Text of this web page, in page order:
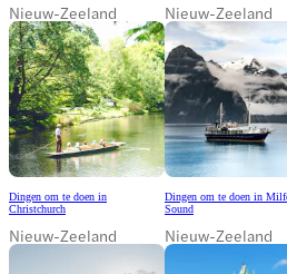
Nieuw-Zeeland Nieuw-Zeeland
Dingen om te doen in
Christchurch
Nieuw-Zeeland
Dingen om te doen in
Sound
Nieuw-Zeeland